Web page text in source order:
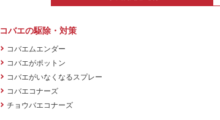
コバエの駆除・対策
コバエムエンダー
コバエがポットン
コバエがいなくなるスプレー
コバエコナーズ
チョウバエコナーズ